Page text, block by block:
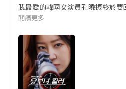
我最愛的韓國女演員孔曉振終於
閱讀更多